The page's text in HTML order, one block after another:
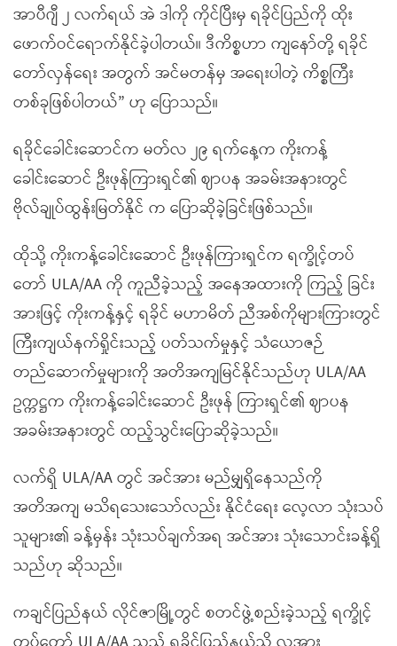
အာပီဂျီ ၂ လက်ရယ် အဲ ဒါကို ကိုင်ပြီးမှ ရခိုင်ပြည်ကို ထိုး
ဖောက်ဝင်ရောက်နိုင်ခဲ့ပါတယ်။ ဒီကိစ္စဟာ ကျနော်တို့ ရခိုင်
တော်လှန်ရေး အတွက် အင်မတန်မှ အရေးပါတဲ့ ကိစ္စကြီး
တစ်ခုဖြစ်ပါတယ်” ဟု ပြောသည်။
ရခိုင်ခေါင်းဆောင်က မတ်လ ၂၉ ရက်နေ့က ကိုးကန့်
ခေါင်းဆောင် ဦးဖုန်ကြားရှင်၏ ဈာပန အခမ်းအနားတွင်
ဗိုလ်ချုပ်ထွန်းမြတ်နိုင် က ပြောဆိုခဲ့ခြင်းဖြစ်သည်။
ထိုသို့ ကိုးကန့်ခေါင်းဆောင် ဦးဖုန်ကြားရှင်က ရက္ခိုင့်တပ်
တော် ULA/AA ကို ကူညီခဲ့သည့် အနေအထားကို ကြည့် ခြင်း
အားဖြင့် ကိုးကန့်နှင့် ရခိုင် မဟာမိတ် ညီအစ်ကိုများကြားတွင်
ကြီးကျယ်နက်ရှိုင်းသည့် ပတ်သက်မှုနှင့် သံယောဇဉ်
တည်ဆောက်မှုများကို အတိအကျမြင်နိုင်သည်ဟု ULA/AA
ဥက္ကဋ္ဌက ကိုးကန့်ခေါင်းဆောင် ဦးဖုန် ကြားရှင်၏ ဈာပန
အခမ်းအနားတွင် ထည့်သွင်းပြောဆိုခဲ့သည်။
လက်ရှိ ULA/AA တွင် အင်အား မည်မျှရှိနေသည်ကို
အတိအကျ မသိရသေးသော်လည်း နိုင်ငံရေး လေ့လာ သုံးသပ်
သူများ၏ ခန့်မှန်း သုံးသပ်ချက်အရ အင်အား သုံးသောင်းခန့်ရှိ
သည်ဟု ဆိုသည်။
ကချင်ပြည်နယ် လိုင်ဇာမြို့တွင် စတင်ဖွဲ့စည်းခဲ့သည့် ရက္ခိုင့်